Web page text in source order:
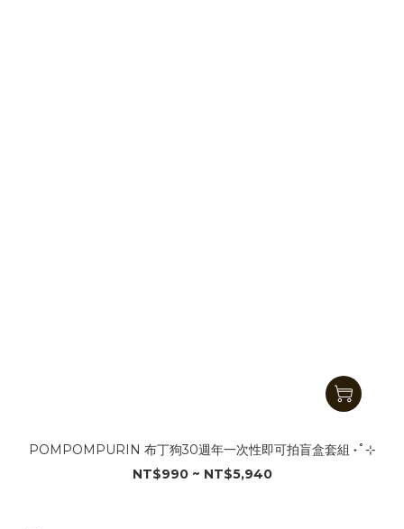
POMPOMPURIN 布丁狗30週年一次性即可拍盲盒套組 ˖˚⊹
NT$990 ~ NT$5,940